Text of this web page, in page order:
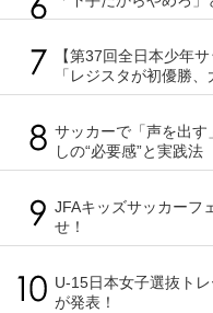
【第37回全日本少年
「レジスタが初優勝
サッカーで「声を出
しの“必要感”と実践法
JFAキッズサッカーフ
せ！
U-15日本女子選抜ト
が発表！